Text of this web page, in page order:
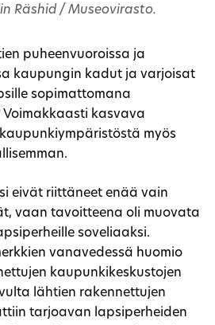
Räshid / Museovirasto.
puheenvuoroissa ja
kaupungin kadut ja varjoisat
sopimattomana
Voimakkaasti kasvava
myös
eivät riittäneet enää vain
vaan tavoitteena oli muovata
soveliaaksi.
vanavedessä huomio
kaupunkikeskustojen
lähtien rakennettujen
tarjoavan lapsiperheiden